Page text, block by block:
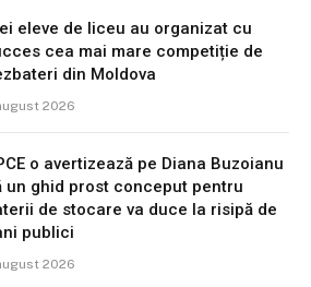
eleve de liceu au organizat cu
cea mai mare competiție de
din Moldova
2026
o avertizează pe Diana Buzoianu
un ghid prost conceput pentru
de stocare va duce la risipă de
publici
2026